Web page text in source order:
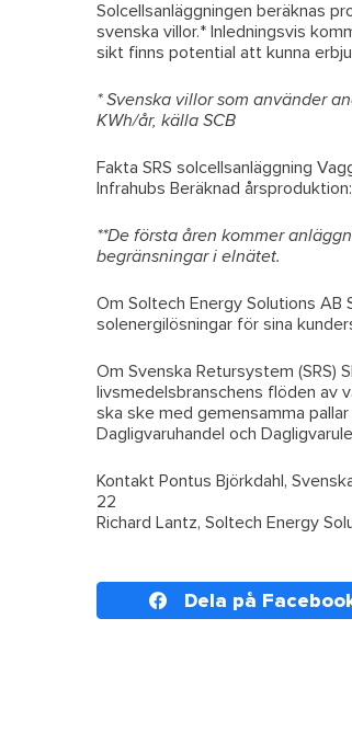
Solcellsanläggningen beräknas
svenska villor.* Inledningsvis
sikt finns potential att kunna
* Svenska villor som använder
KWh/år, källa SCB
Fakta SRS solcellsanläggning
Infrahubs Beräknad
**De första åren kommer
begränsningar i elnätet.
Om Soltech Energy Solutions AB
solenergilösningar för sina
Om Svenska Retursystem (SRS)
livsmedelsbranschens flöden av
ska ske med gemensamma
Dagligvaruhandel och
Kontakt Pontus Björkdahl,
22
Richard Lantz, Soltech Energy
Dela på